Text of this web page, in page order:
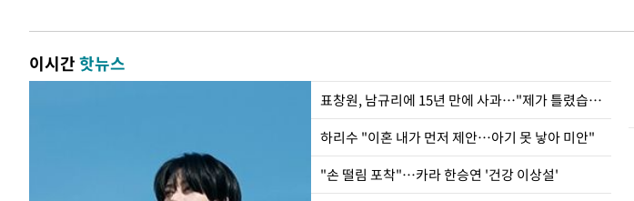
이시간핫뉴스
표창원, 남규리에 15년 만에 사과…"제가 틀렸습니다"
하리수 "이혼 내가 먼저 제안…아기 못 낳아 미안"
"손 떨림 포착"…카라 한승연 '건강 이상설'